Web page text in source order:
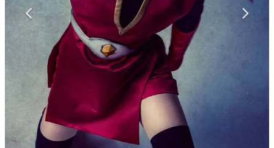
マンガ
女性向け
アプリレビュー
その他
電ファミニコゲーマーとは？
運営：株式会社マレ